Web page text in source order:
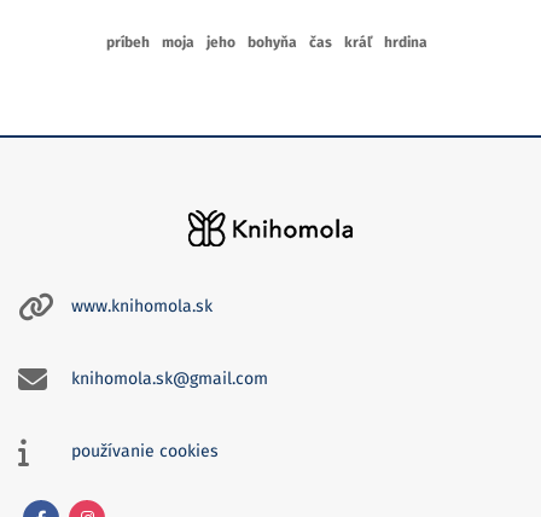
príbeh moja jeho bohyňa čas kráľ hrdina
www.knihomola.sk
knihomola.sk@gmail.com
používanie cookies